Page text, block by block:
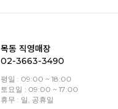
목동 직영매장
02-3663-3490
평일 : 09:00 ~ 18:00
토요일 : 09:00 ~ 17:00
휴무 : 일, 공휴일